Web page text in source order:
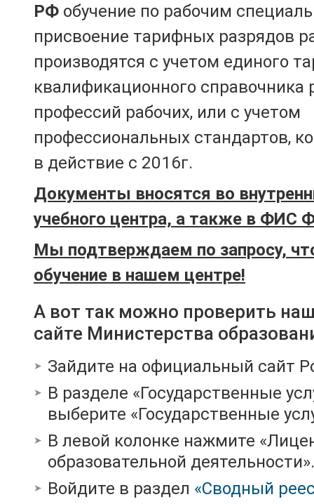
РФ обучение по рабочим
присвоение тарифных разрядов
производятся с учетом единого
квалификационного справочника
профессий рабочих, или с учетом
профессиональных стандартов,
в действие с 2016г.
Документы вносятся во
учебного центра, а также в ФИС
Мы подтверждаем по запросу,
обучение в нашем центре!
А вот так можно проверить
сайте Министерства
Зайдите на официальный сайт
В разделе «Государственные
выберите «Государственные
В левой колонке нажмите
образовательной деятельности».
Войдите в раздел «Сводный